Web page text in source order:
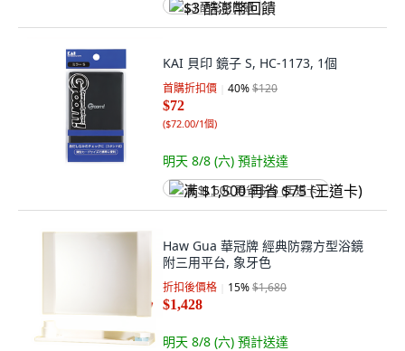
$3 酷澎幣回饋
KAI 貝印 鏡子 S, HC-1173, 1個
首購折扣價 40%$120
$72
($72.00/1個)
明天 8/8 (六) 預計送達
满 $1,500 再省 $75 (王道卡)
Haw Gua 華冠牌 經典防霧方型浴鏡
附三用平台, 象牙色
折扣後價格 15%$1,680
$1,428
明天 8/8 (六) 預計送達